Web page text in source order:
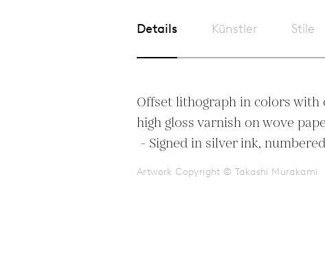
Details Künstler Stile
Offset lithograph in colors with
high gloss varnish on wove
- Signed in silver ink,
Artwork Copyright © Takashi Murakami